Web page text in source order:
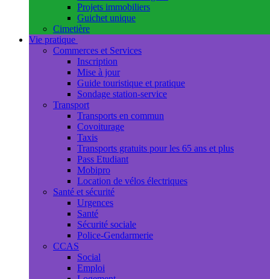
Projets immobiliers
Guichet unique
Cimetière
Vie pratique
Commerces et Services
Inscription
Mise à jour
Guide touristique et pratique
Sondage station-service
Transport
Transports en commun
Covoiturage
Taxis
Transports gratuits pour les 65 ans et plus
Pass Etudiant
Mobipro
Location de vélos électriques
Santé et sécurité
Urgences
Santé
Sécurité sociale
Police-Gendarmerie
CCAS
Social
Emploi